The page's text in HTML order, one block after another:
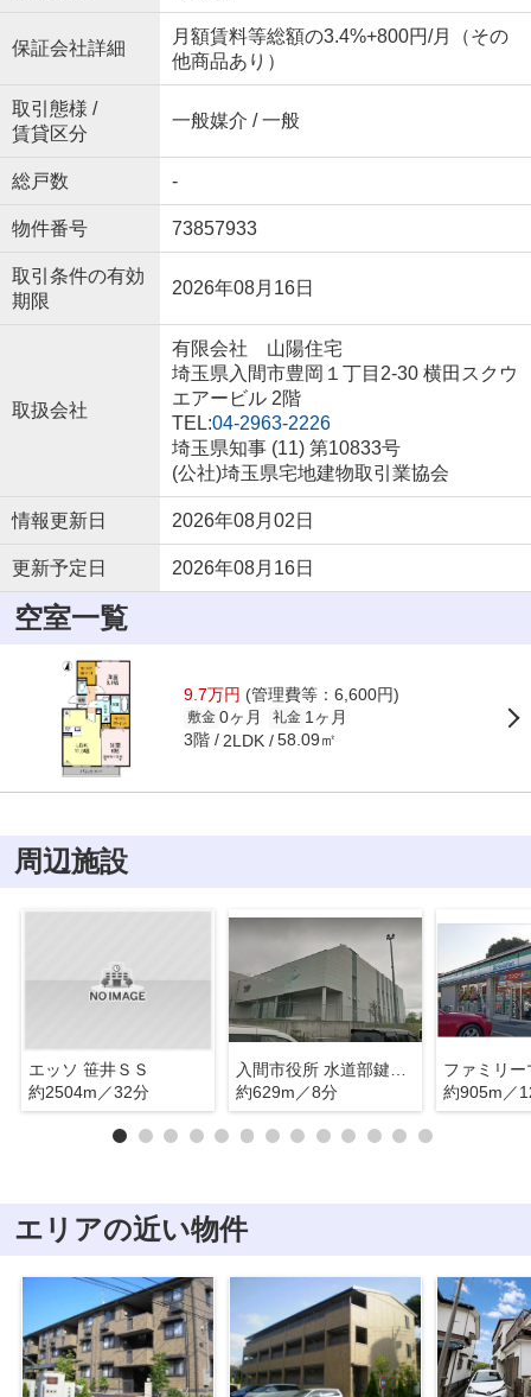
保証会社詳細
月額賃料等総額の3.4%+800円/月（その
他商品あり）
取引態様 /
賃貸区分
一般媒介 / 一般
総戸数 -
物件番号 73857933
取引条件の有効
期限
2026年08月16日
取扱会社
有限会社 山陽住宅
埼玉県入間市豊岡１丁目2-30 横田スクウ
エアービル 2階
TEL:04-2963-2226
埼玉県知事 (11) 第10833号
(公社)埼玉県宅地建物取引業協会
情報更新日 2026年08月02日
更新予定日 2026年08月16日
空室一覧
9.7万円 (管理費等：6,600円)
敷金 0ヶ月 礼金 1ヶ月
3階 2LDK 58.09㎡
周辺施設
エッソ 笹井ＳＳ
約2504m／32分
入間市役所 水道部鍵山浄水場
約629m／8分
約905m／
エリアの近い物件